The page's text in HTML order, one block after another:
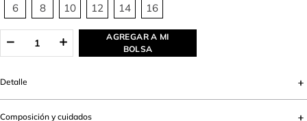
6 8 10 12 14 16
AGREGAR A MI
BOLSA
Detalle
Composición y cuidados